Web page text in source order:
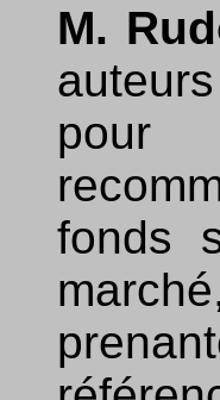
M.
pour
fonds